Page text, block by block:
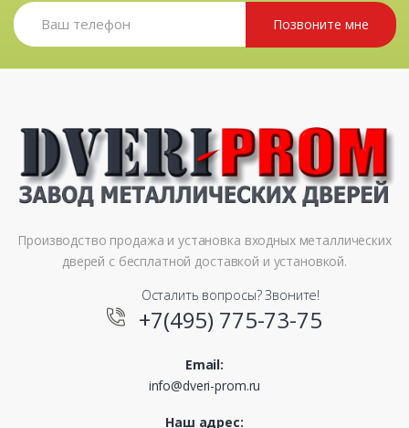
Позвоните мне
Производство продажа и установка входных металлических
дверей с бесплатной доставкой и установкой.
Осталить вопросы? Звоните!
+7(495) 775-73-75
Email:
info@dveri-prom.ru
Наш адрес: